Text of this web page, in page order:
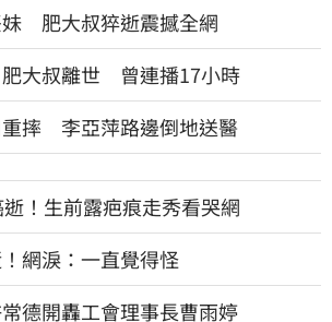
肥大叔猝逝震撼全網
肥大叔離世 曾連播17小時
摔 李亞萍路邊倒地送醫
！生前露疤痕走秀看哭網
網淚：一直覺得怪
德開轟工會理事長曹雨婷